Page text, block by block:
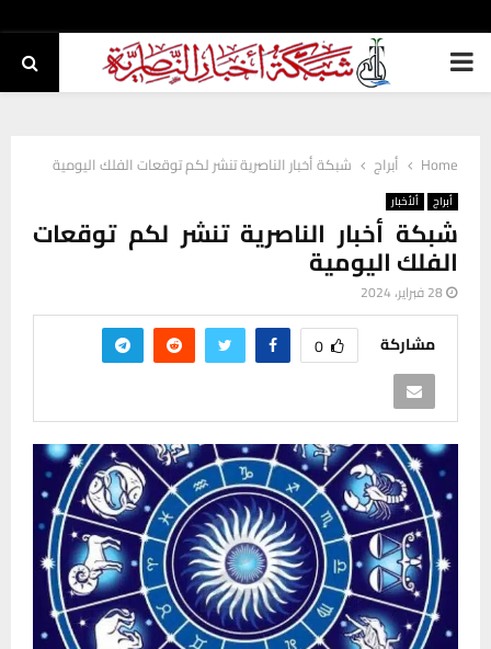
PRIMARY
Home أبراج شبكة أخبار الناصرية تنشر لكم توقعات الفلك اليومية
أبراج ألأخبار
شبكة أخبار الناصرية تنشر لكم توقعات
الفلك اليومية
28 فبراير، 2024
مشاركة 0